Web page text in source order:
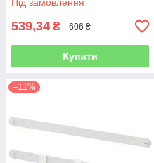
539,34 ₴ 606 ₴
Купити
–11%